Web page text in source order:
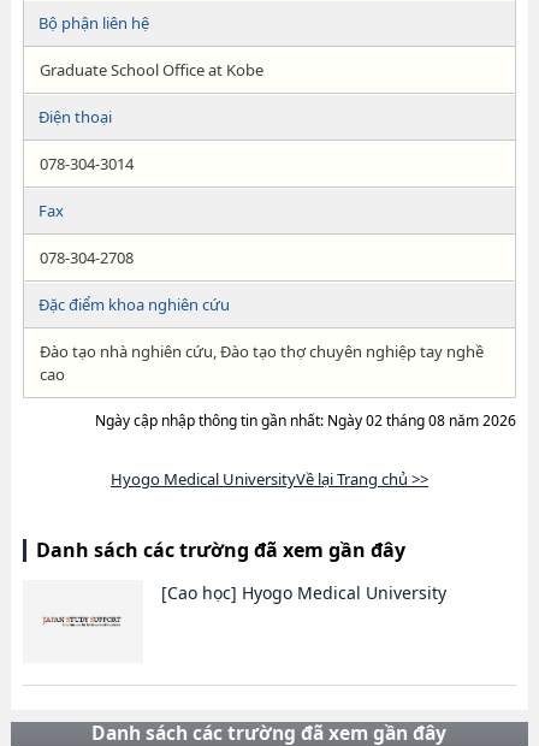
Bộ phận liên hệ
Graduate School Office at Kobe
Điện thoại
078-304-3014
Fax
078-304-2708
Đặc điểm khoa nghiên cứu
Đào tạo nhà nghiên cứu, Đào tạo thợ chuyên nghiệp tay nghề
cao
Ngày cập nhập thông tin gần nhất: Ngày 02 tháng 08 năm 2026
Hyogo Medical UniversityVề lại Trang chủ >>
Danh sách các trường đã xem gần đây
[Cao học] Hyogo Medical University
Danh sách các trường đã xem gần đây